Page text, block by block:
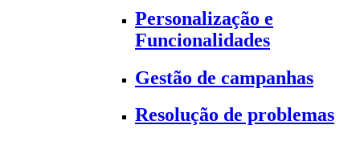
Personalização e
Funcionalidades
Gestão de campanhas
Resolução de problemas